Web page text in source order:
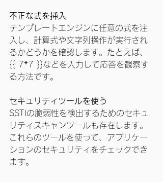
不正な式を挿入
テンプレートエンジンに任意の式を注
入し、計算式や文字列操作が実行され
るかどうかを確認します。たとえば、
{{ 7*7 }}などを入力して応答を観察す
る方法です。
セキュリティツールを使う
SSTIの脆弱性を検出するためのセキュ
リティスキャンツールも存在します。
これらのツールを使って、アプリケー
ションのセキュリティをチェックでき
ます。